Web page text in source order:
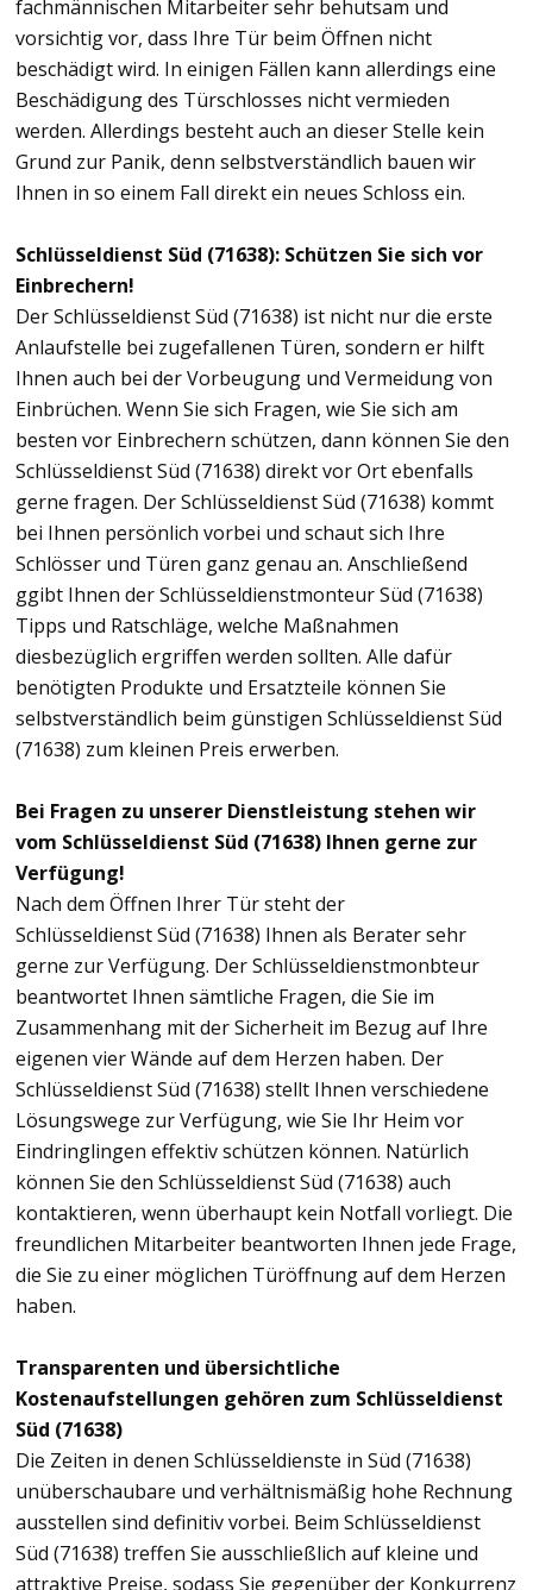
fachmännischen Mitarbeiter sehr behutsam und
vorsichtig vor, dass Ihre Tür beim Öffnen nicht
beschädigt wird. In einigen Fällen kann allerdings eine
Beschädigung des Türschlosses nicht vermieden
werden. Allerdings besteht auch an dieser Stelle kein
Grund zur Panik, denn selbstverständlich bauen wir
Ihnen in so einem Fall direkt ein neues Schloss ein.
Schlüsseldienst Süd (71638): Schützen Sie sich vor
Einbrechern!
Der Schlüsseldienst Süd (71638) ist nicht nur die erste
Anlaufstelle bei zugefallenen Türen, sondern er hilft
Ihnen auch bei der Vorbeugung und Vermeidung von
Einbrüchen. Wenn Sie sich Fragen, wie Sie sich am
besten vor Einbrechern schützen, dann können Sie den
Schlüsseldienst Süd (71638) direkt vor Ort ebenfalls
gerne fragen. Der Schlüsseldienst Süd (71638) kommt
bei Ihnen persönlich vorbei und schaut sich Ihre
Schlösser und Türen ganz genau an. Anschließend
ggibt Ihnen der Schlüsseldienstmonteur Süd (71638)
Tipps und Ratschläge, welche Maßnahmen
diesbezüglich ergriffen werden sollten. Alle dafür
benötigten Produkte und Ersatzteile können Sie
selbstverständlich beim günstigen Schlüsseldienst Süd
(71638) zum kleinen Preis erwerben.
Bei Fragen zu unserer Dienstleistung stehen wir
vom Schlüsseldienst Süd (71638) Ihnen gerne zur
Verfügung!
Nach dem Öffnen Ihrer Tür steht der
Schlüsseldienst Süd (71638) Ihnen als Berater sehr
gerne zur Verfügung. Der Schlüsseldienstmonbteur
beantwortet Ihnen sämtliche Fragen, die Sie im
Zusammenhang mit der Sicherheit im Bezug auf Ihre
eigenen vier Wände auf dem Herzen haben. Der
Schlüsseldienst Süd (71638) stellt Ihnen verschiedene
Lösungswege zur Verfügung, wie Sie Ihr Heim vor
Eindringlingen effektiv schützen können. Natürlich
können Sie den Schlüsseldienst Süd (71638) auch
kontaktieren, wenn überhaupt kein Notfall vorliegt. Die
freundlichen Mitarbeiter beantworten Ihnen jede Frage,
die Sie zu einer möglichen Türöffnung auf dem Herzen
haben.
Transparenten und übersichtliche
Kostenaufstellungen gehören zum Schlüsseldienst
Süd (71638)
Die Zeiten in denen Schlüsseldienste in Süd (71638)
unüberschaubare und verhältnismäßig hohe Rechnung
ausstellen sind definitiv vorbei. Beim Schlüsseldienst
Süd (71638) treffen Sie ausschließlich auf kleine und
attraktive Preise, sodass Sie gegenüber der Konkurrenz